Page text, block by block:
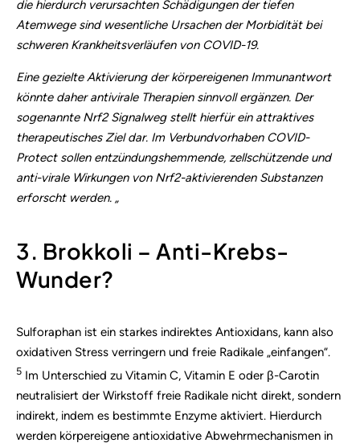
die hierdurch verursachten Schädigungen der tiefen
Atemwege sind wesentliche Ursachen der Morbidität bei
schweren Krankheitsverläufen von COVID-19.
Eine gezielte Aktivierung der körpereigenen Immunantwort
könnte daher antivirale Therapien sinnvoll ergänzen. Der
sogenannte Nrf2 Signalweg stellt hierfür ein attraktives
therapeutisches Ziel dar. Im Verbundvorhaben COVID-
Protect sollen entzündungshemmende, zellschützende und
anti-virale Wirkungen von Nrf2-aktivierenden Substanzen
erforscht werden. „
3. Brokkoli – Anti-Krebs-
Wunder?
Sulforaphan ist ein starkes indirektes Antioxidans, kann also
oxidativen Stress verringern und freie Radikale „einfangen“.
5 Im Unterschied zu Vitamin C, Vitamin E oder β-Carotin
neutralisiert der Wirkstoff freie Radikale nicht direkt, sondern
indirekt, indem es bestimmte Enzyme aktiviert. Hierdurch
werden körpereigene antioxidative Abwehrmechanismen in